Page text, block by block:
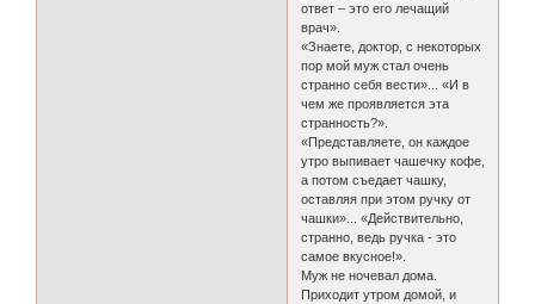
ответ – это его лечащий
врач».
«Знаете, доктор, с некоторых
пор мой муж стал очень
странно себя вести»... «И в
чем же проявляется эта
странность?».
«Представляете, он каждое
утро выпивает чашечку кофе,
а потом съедает чашку,
оставляя при этом ручку от
чашки»... «Действительно,
странно, ведь ручка - это
самое вкусное!».
Муж не ночевал дома.
Приходит утром домой, и